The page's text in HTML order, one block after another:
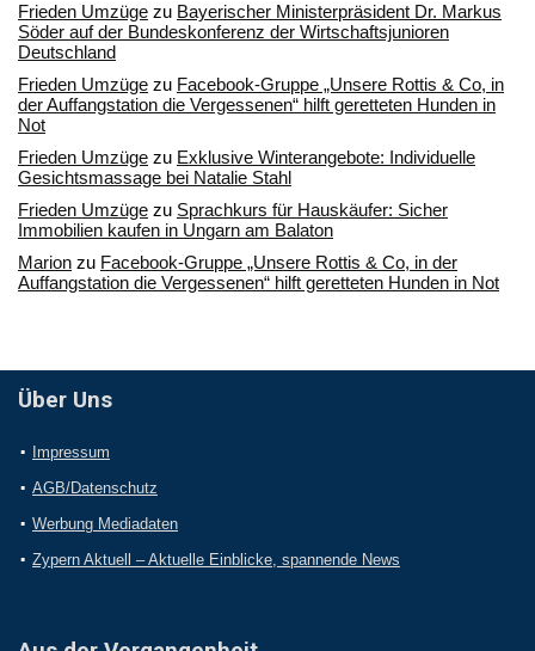
Frieden Umzüge zu Bayerischer Ministerpräsident Dr. Markus
Söder auf der Bundeskonferenz der Wirtschaftsjunioren
Deutschland
Frieden Umzüge zu Facebook-Gruppe „Unsere Rottis & Co, in
der Auffangstation die Vergessenen“ hilft geretteten Hunden in
Not
Frieden Umzüge zu Exklusive Winterangebote: Individuelle
Gesichtsmassage bei Natalie Stahl
Frieden Umzüge zu Sprachkurs für Hauskäufer: Sicher
Immobilien kaufen in Ungarn am Balaton
Marion zu Facebook-Gruppe „Unsere Rottis & Co, in der
Auffangstation die Vergessenen“ hilft geretteten Hunden in Not
Über Uns
Impressum
AGB/Datenschutz
Werbung Mediadaten
Zypern Aktuell – Aktuelle Einblicke, spannende News